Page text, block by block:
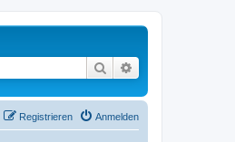
Suche
Anmelden
Registrieren